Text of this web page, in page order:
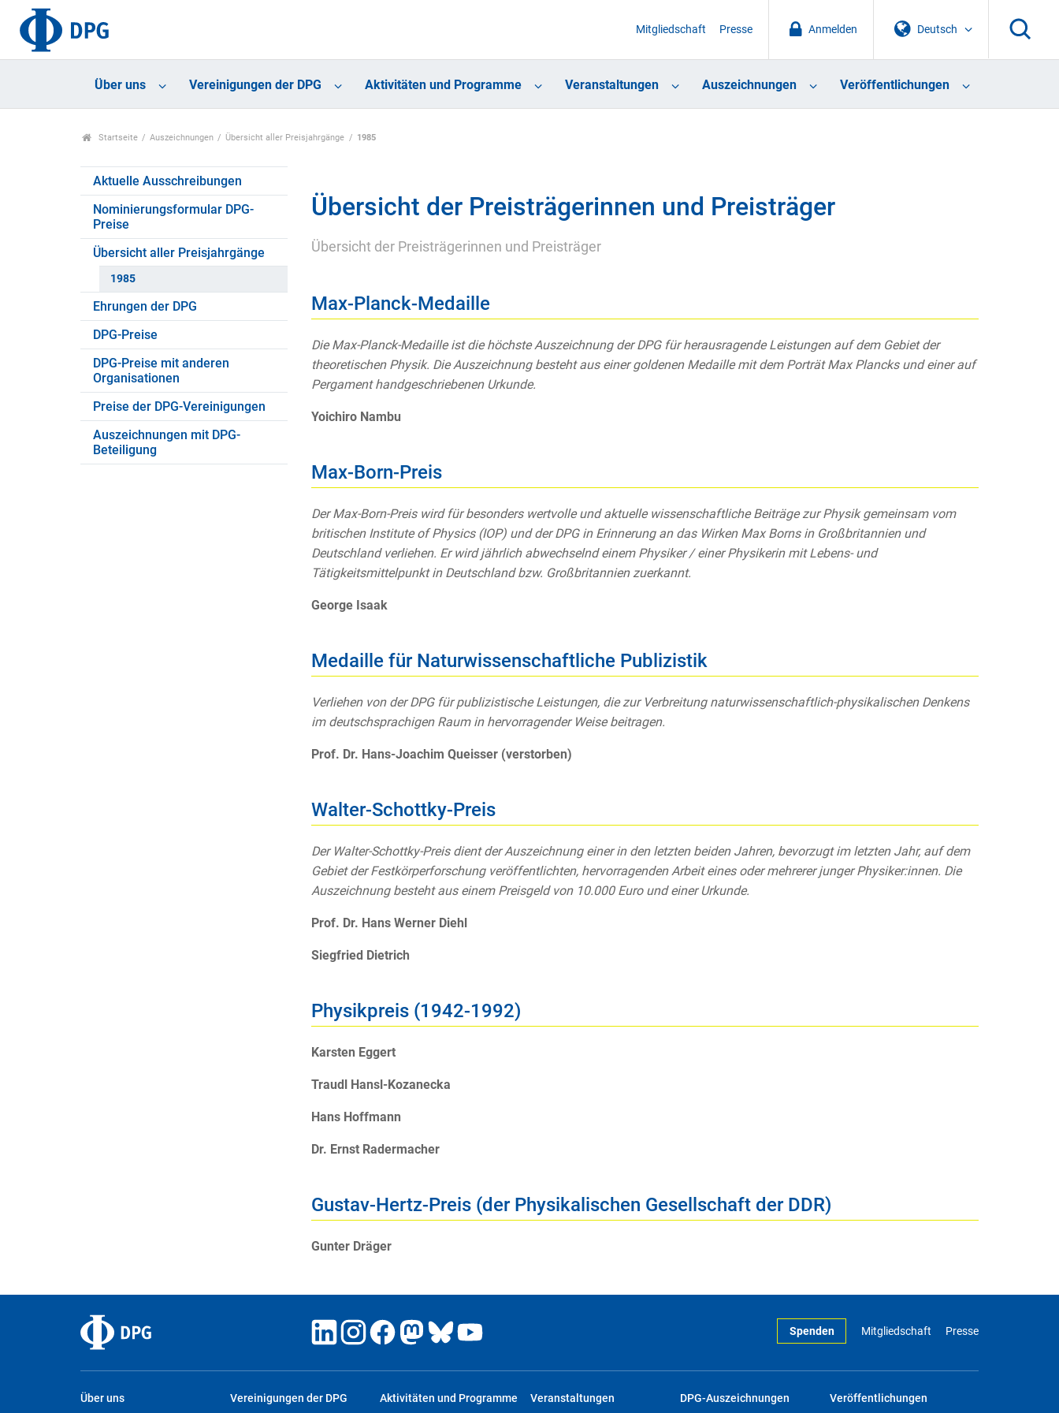
Deutsch
Anmelden
Mitgliedschaft Presse
Über uns Vereinigungen der DPG Aktivitäten und Programme Veranstaltungen Auszeichnungen Veröffentlichungen
Startseite Auszeichnungen Übersicht aller Preisjahrgänge 1985
Aktuelle Ausschreibungen
Nominierungsformular DPG-
Preise
Übersicht aller Preisjahrgänge
1985
Ehrungen der DPG
DPG-Preise
DPG-Preise mit anderen
Organisationen
Preise der DPG-Vereinigungen
Auszeichnungen mit DPG-
Beteiligung
Übersicht der Preisträgerinnen und Preisträger
Übersicht der Preisträgerinnen und Preisträger
Max-Planck-Medaille
Die Max-Planck-Medaille ist die höchste Auszeichnung der DPG für herausragende Leistungen auf dem Gebiet der
theoretischen Physik. Die Auszeichnung besteht aus einer goldenen Medaille mit dem Porträt Max Plancks und einer auf
Pergament handgeschriebenen Urkunde.
Yoichiro Nambu
Max-Born-Preis
Der Max-Born-Preis wird für besonders wertvolle und aktuelle wissenschaftliche Beiträge zur Physik gemeinsam vom
britischen Institute of Physics (IOP) und der DPG in Erinnerung an das Wirken Max Borns in Großbritannien und
Deutschland verliehen. Er wird jährlich abwechselnd einem Physiker / einer Physikerin mit Lebens- und
Tätigkeitsmittelpunkt in Deutschland bzw. Großbritannien zuerkannt.
George Isaak
Medaille für Naturwissenschaftliche Publizistik
Verliehen von der DPG für publizistische Leistungen, die zur Verbreitung naturwissenschaftlich-physikalischen Denkens
im deutschsprachigen Raum in hervorragender Weise beitragen.
Prof. Dr. Hans-Joachim Queisser (verstorben)
Walter-Schottky-Preis
Der Walter-Schottky-Preis dient der Auszeichnung einer in den letzten beiden Jahren, bevorzugt im letzten Jahr, auf dem
Gebiet der Festkörperforschung veröffentlichten, hervorragenden Arbeit eines oder mehrerer junger Physiker:innen. Die
Auszeichnung besteht aus einem Preisgeld von 10.000 Euro und einer Urkunde.
Prof. Dr. Hans Werner Diehl
Siegfried Dietrich
Physikpreis (1942-1992)
Karsten Eggert
Traudl Hansl-Kozanecka
Hans Hoffmann
Dr. Ernst Radermacher
Gustav-Hertz-Preis (der Physikalischen Gesellschaft der DDR)
Gunter Dräger
Spenden Mitgliedschaft Presse
Über uns Vereinigungen der DPG Aktivitäten und Programme Veranstaltungen DPG-Auszeichnungen Veröffentlichungen